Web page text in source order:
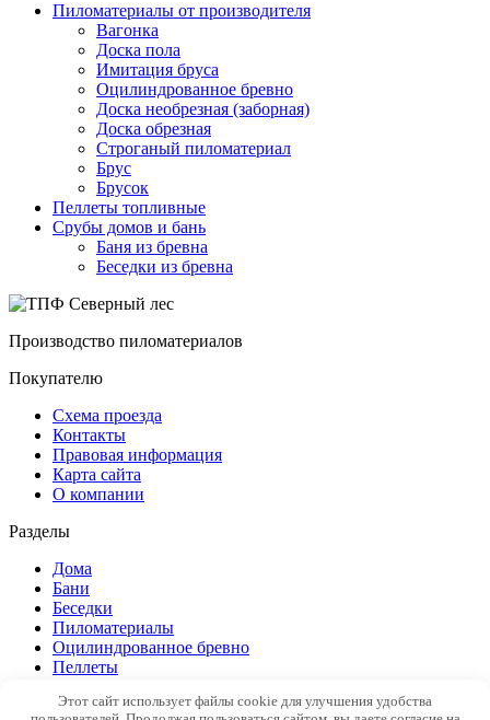
Пиломатериалы от производителя
Вагонка
Доска пола
Имитация бруса
Оцилиндрованное бревно
Доска необрезная (заборная)
Доска обрезная
Строганый пиломатериал
Брус
Брусок
Пеллеты топливные
Срубы домов и бань
Баня из бревна
Беседки из бревна
Производство пиломатериалов
Покупателю
Схема проезда
Контакты
Правовая информация
Карта сайта
О компании
Разделы
Дома
Бани
Беседки
Пиломатериалы
Оцилиндрованное бревно
Пеллеты
© 2015 ТПФ Северный лесПолитика обработки
Этот сайт использует файлы cookie для улучшения удобства